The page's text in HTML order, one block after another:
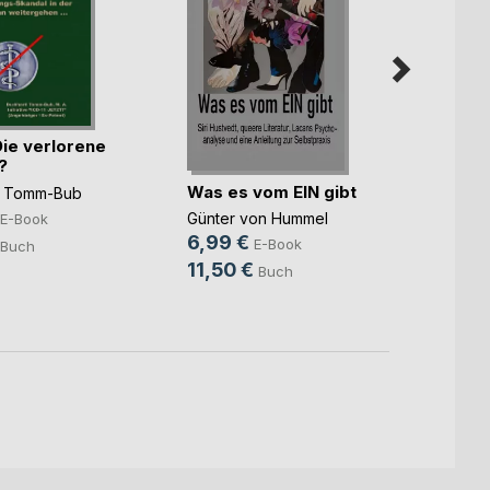
verlorene
Bub
E-Book
Buch
Was es vom EIN gibt
Günter von Hummel
6,99 € E-Book
11,50 € Buch